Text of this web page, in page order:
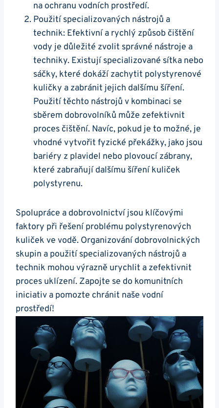
na ochranu vodních prostředí.
Použití specializovaných nástrojů a
technik: Efektivní a rychlý způsob čištění
vody je důležité zvolit správné nástroje a
techniky. Existují specializované sítka nebo
sáčky, které dokáží zachytit polystyrenové
kuličky a zabránit jejich dalšímu šíření.
Použití těchto nástrojů v kombinaci se
sběrem dobrovolníků může zefektivnit
proces čištění. Navíc, pokud je to možné, je
vhodné vytvořit fyzické překážky, jako jsou
bariéry z plavidel nebo plovoucí zábrany,
které zabraňují dalšímu šíření kuliček
polystyrenu.
Spolupráce a dobrovolnictví jsou klíčovými
faktory při řešení problému polystyrenových
kuliček ve vodě. Organizování dobrovolnických
skupin a použití specializovaných nástrojů a
technik mohou výrazně urychlit a zefektivnit
proces uklízení. Zapojte se do komunitních
iniciativ a pomozte chránit naše vodní
prostředí!